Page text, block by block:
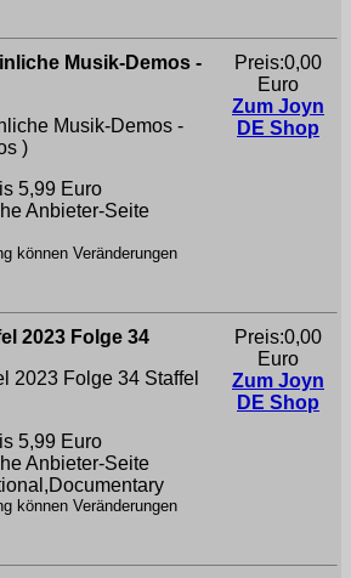
Musik-Demos -
Musik-Demos -
)
5,99 Euro
Anbieter-Seite
können Veränderungen
Preis:0,00
Euro
Zum Joyn
DE Shop
2023 Folge 34
2023 Folge 34 Staffel
5,99 Euro
Anbieter-Seite
können Veränderungen
Preis:0,00
Euro
Zum Joyn
DE Shop